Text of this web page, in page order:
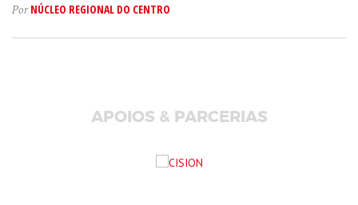
PorNÚCLEO REGIONAL DO CENTRO
APOIOS & PARCERIAS